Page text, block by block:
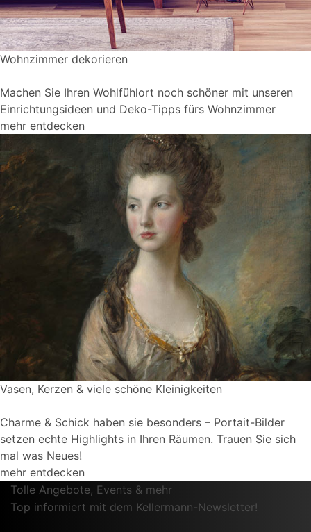
Wohnzimmer dekorieren
Machen Sie Ihren Wohlfühlort noch schöner mit unseren
Einrichtungsideen und Deko-Tipps fürs Wohnzimmer
mehr entdecken
Vasen, Kerzen & viele schöne Kleinigkeiten
Charme & Schick haben sie besonders – Portait-Bilder
setzen echte Highlights in Ihren Räumen. Trauen Sie sich
mal was Neues!
mehr entdecken
Tolle Angebote, Events & mehr
Top informiert mit dem Kellermann-Newsletter!